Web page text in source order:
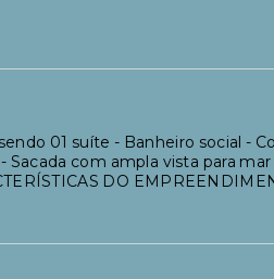
01 suíte - Banheiro social -
Sacada com ampla vista para
DO